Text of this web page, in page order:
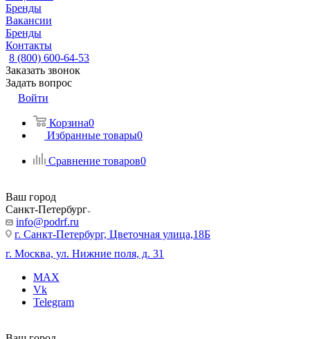
Бренды
Вакансии
Бренды
Контакты
8 (800) 600-64-53
Заказать звонок
Задать вопрос
Войти
Корзина0
Избранные товары0
Сравнение товаров0
Ваш город
Санкт-Петербург
info@podrf.ru
г. Санкт-Петербург, Цветочная улица,18Б
г. Москва, ул. Нижние поля, д. 31
MAX
Vk
Telegram